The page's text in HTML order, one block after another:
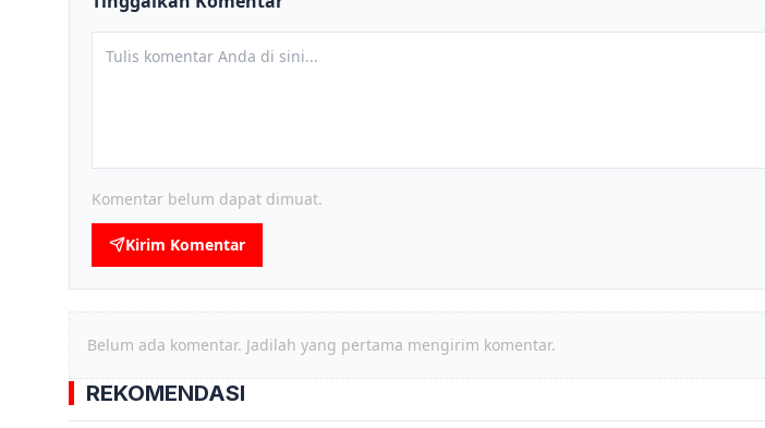
Komentar belum dapat dimuat.
Kirim Komentar
Belum ada komentar. Jadilah yang pertama mengirim komentar.
REKOMENDASI